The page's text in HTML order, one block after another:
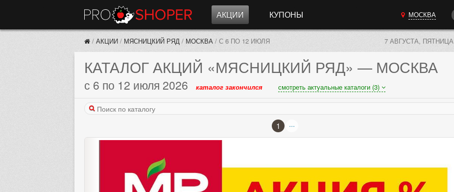
АКЦИИ КУПОНЫ МОСКВА
/ АКЦИИ / МЯСНИЦКИЙ РЯД / МОСКВА / С 6 ПО 12 ИЮЛЯ 7 АВГУСТА, ПЯТНИЦА
КАТАЛОГ АКЦИЙ «МЯСНИЦКИЙ РЯД» — МОСКВА
с 6 по 12 июля 2026 каталог закончился смотреть актуальные каталоги (3)
1 ...